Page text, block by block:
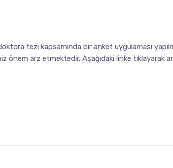
tezi kapsamında bir anket uygulaması
önem arz etmektedir. Aşağıdaki linke tıklayarak